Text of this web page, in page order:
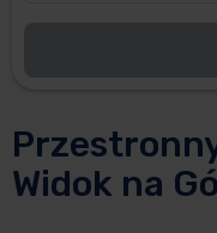
Widok na